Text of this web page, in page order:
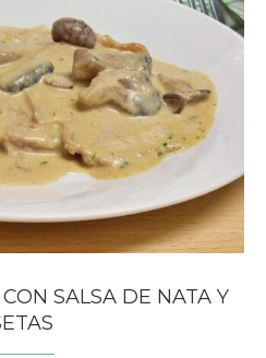
SALSA DE NATA Y